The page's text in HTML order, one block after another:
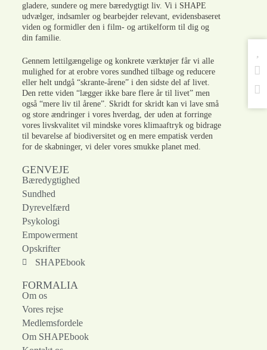
gladere, sundere og mere bæredygtigt liv. Vi i SHAPE
udvælger, indsamler og bearbejder relevant, evidensbaseret
viden og formidler den i film- og artikelform til dig og
din familie.
Gennem lettilgængelige og konkrete værktøjer får vi alle
mulighed for at erobre vores sundhed tilbage og reducere
eller helt undgå “skrante-årene” i den sidste del af livet.
Den rette viden “lægger ikke bare flere år til livet” men
også “mere liv til årene”. Skridt for skridt kan vi lave små
og store ændringer i vores hverdag, der uden at forringe
vores livskvalitet vil mindske vores klimaaftryk og bidrage
til bevarelse af biodiversitet og en mere empatisk verden
for de skabninger, vi deler vores smukke planet med.
GENVEJE
Bæredygtighed
Sundhed
Dyrevelfærd
Psykologi
Empowerment
Opskrifter
SHAPEbook
FORMALIA
Om os
Vores rejse
Medlemsfordele
Om SHAPEbook